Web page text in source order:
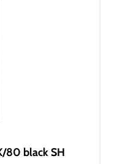
80 black SH